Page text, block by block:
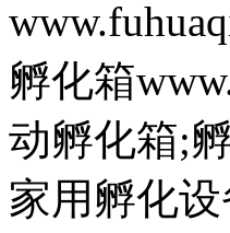
孵化箱
动孵化箱;
家用孵化